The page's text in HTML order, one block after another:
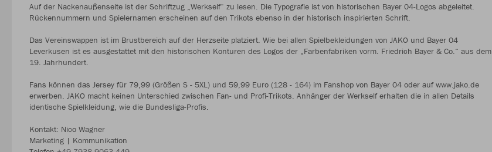
Auf der Nackenaußenseite ist der Schriftzug „Werkself“ zu lesen. Die Typografie ist von historischen Bayer 04-Logos abgeleitet.
Rückennummern und Spielernamen erscheinen auf den Trikots ebenso in der historisch inspirierten Schrift.
Das Vereinswappen ist im Brustbereich auf der Herzseite platziert. Wie bei allen Spielbekleidungen von JAKO und Bayer 04
Leverkusen ist es ausgestattet mit den historischen Konturen des Logos der „Farbenfabriken vorm. Friedrich Bayer & Co.“ aus dem
19. Jahrhundert.
Fans können das Jersey für 79,99 (Größen S - 5XL) und 59,99 Euro (128 - 164) im Fanshop von Bayer 04 oder auf www.jako.de
erwerben. JAKO macht keinen Unterschied zwischen Fan- und Profi-Trikots. Anhänger der Werkself erhalten die in allen Details
identische Spielkleidung, wie die Bundesliga-Profis.
Kontakt: Nico Wagner
Marketing | Kommunikation